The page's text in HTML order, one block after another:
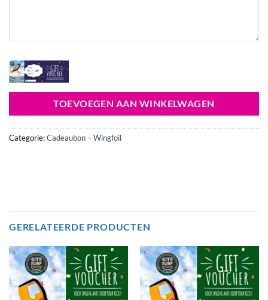
TOEVOEGEN AAN WINKELWAGEN
Categorie:Cadeaubon – Wingfoil
GERELATEERDE PRODUCTEN